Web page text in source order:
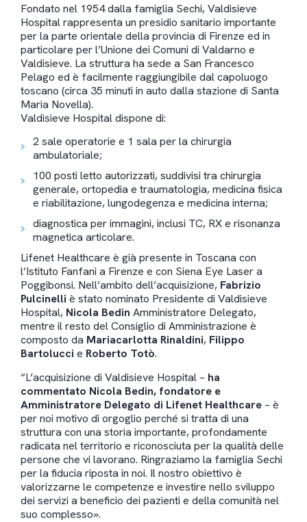
Fondato nel 1954 dalla famiglia Sechi, Valdisieve
Hospital rappresenta un presidio sanitario importante
per la parte orientale della provincia di Firenze ed in
particolare per l’Unione dei Comuni di Valdarno e
Valdisieve. La struttura ha sede a San Francesco
Pelago ed è facilmente raggiungibile dal capoluogo
toscano (circa 35 minuti in auto dalla stazione di Santa
Maria Novella).
Valdisieve Hospital dispone di:
2 sale operatorie e 1 sala per la chirurgia
ambulatoriale;
100 posti letto autorizzati, suddivisi tra chirurgia
generale, ortopedia e traumatologia, medicina fisica
e riabilitazione, lungodegenza e medicina interna;
diagnostica per immagini, inclusi TC, RX e risonanza
magnetica articolare.
Lifenet Healthcare è già presente in Toscana con
l’Istituto Fanfani a Firenze e con Siena Eye Laser a
Poggibonsi. Nell’ambito dell’acquisizione, Fabrizio
Pulcinelli è stato nominato Presidente di Valdisieve
Hospital, Nicola Bedin Amministratore Delegato,
mentre il resto del Consiglio di Amministrazione è
composto da Mariacarlotta Rinaldini, Filippo
Bartolucci e Roberto Totò.
“L’acquisizione di Valdisieve Hospital – ha
commentato Nicola Bedin, fondatore e
Amministratore Delegato di Lifenet Healthcare – è
per noi motivo di orgoglio perché si tratta di una
struttura con una storia importante, profondamente
radicata nel territorio e riconosciuta per la qualità delle
persone che vi lavorano. Ringraziamo la famiglia Sechi
per la fiducia riposta in noi. Il nostro obiettivo è
valorizzarne le competenze e investire nello sviluppo
dei servizi a beneficio dei pazienti e della comunità nel
suo complesso».